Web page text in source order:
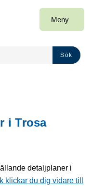
Meny
Sök
i Trosa
detaljplaner i
klickar du dig vidare till